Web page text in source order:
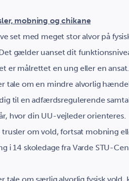
mobning og chikane
set med meget stor alvor på
gælder uanset dit
er målrettet en ung eller en ansat.
tale om en mindre alvorlig
til en adfærdsregulerende
hvor din UU-vejleder orienteres.
trusler om vold, fortsat mobning
i 14 skoledage fra Varde STU-